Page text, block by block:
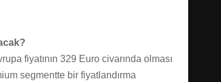
fiyatının 329 Euro civarında olması
segmentte bir fiyatlandırma